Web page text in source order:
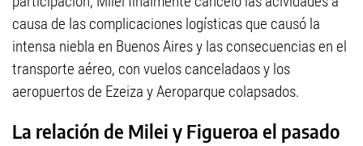
causa de las complicaciones logísticas que causó la
intensa niebla en Buenos Aires y las consecuencias en el
transporte aéreo, con vuelos canceladaos y los
aeropuertos de Ezeiza y Aeroparque colapsados.
La relación de Milei y Figueroa el pasado